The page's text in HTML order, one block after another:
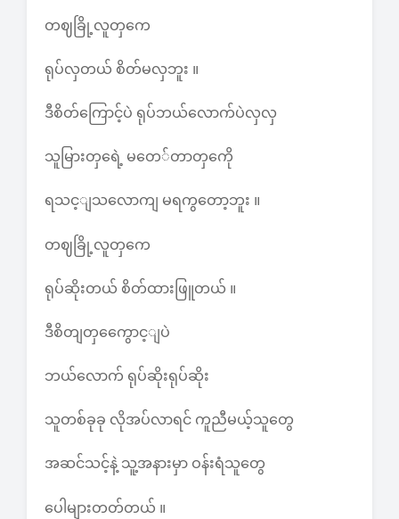
တဈခြို့လူတှကေ
ရုပ်လှတယ် စိတ်မလှဘူး ။
ဒီစိတ်ကြောင့်ပဲ ရုပ်ဘယ်လောက်ပဲလှလှ
သူမြားတှရေဲ့ မတေ်တာတှကေို
ရသင့ျသလောကျ မရကွတော့ဘူး ။
တဈခြို့လူတှကေ
ရုပ်ဆိုးတယ် စိတ်ထားဖြူတယ် ။
ဒီစိတျတှကွေောင့ျပဲ
ဘယ်လောက် ရုပ်ဆိုးရုပ်ဆိုး
သူတစ်ခုခု လိုအပ်လာရင် ကူညီမယ့်သူတွေ
အဆင်သင့်နဲ့ သူ့အနားမှာ ဝန်းရံသူတွေ
ပေါများတတ်တယ် ။